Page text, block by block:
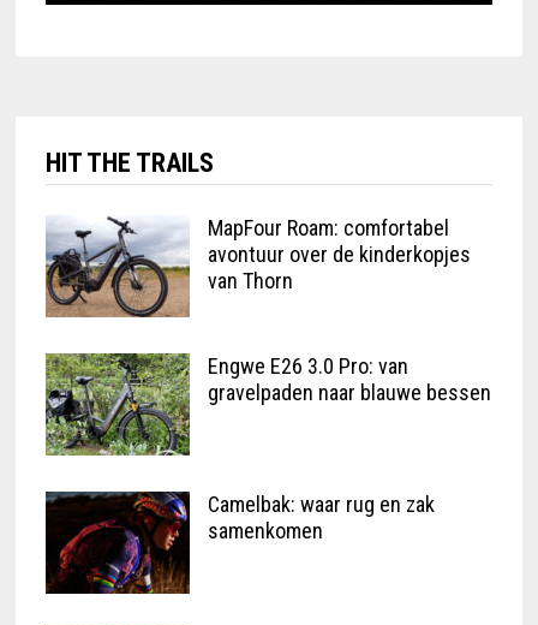
HIT THE TRAILS
MapFour Roam: comfortabel
avontuur over de kinderkopjes
van Thorn
Engwe E26 3.0 Pro: van
gravelpaden naar blauwe bessen
Camelbak: waar rug en zak
samenkomen